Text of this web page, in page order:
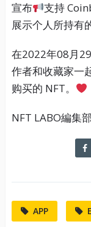
宣布
支持
展示个人所持有
在2022年08月
作者和收藏家一
购买的 NFT。
NFT LABO編集
APP